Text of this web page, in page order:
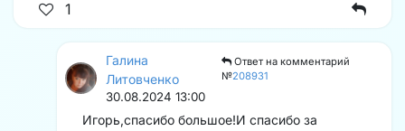
1
Галина
Литовченко
Ответ на комментарий
№208931
30.08.2024 13:00
Игорь,спасибо большое!И спасибо за